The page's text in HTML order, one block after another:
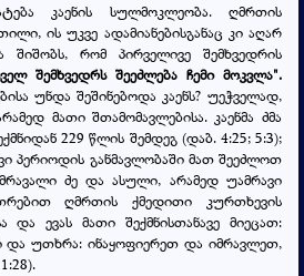
კაენის სულმოკლეობა. ღმრთის
ის უკვე ადამიანებისგანაც კი აღარ
რომ პირველივე შემხვედრის
შემხვედრს შეეძლება ჩემი მოკვლა".
უნდა შეშინებოდა კაენს? უეჭველად,
მათი შთამომავლებისა. კაენმა ძმა
229 წლის შემდეგ (დაბ. 4:25; 5:3);
პერიოდის განმავლობაში მათ შეეძლოთ
ძე და ასული, არამედ უამრავი
ღმრთის ქმედითი კურთხევის
ევას მათი შექმნისთანავე მიეცათ:
და უთხრა: ინაყოფიერეთ და იმრავლეთ,